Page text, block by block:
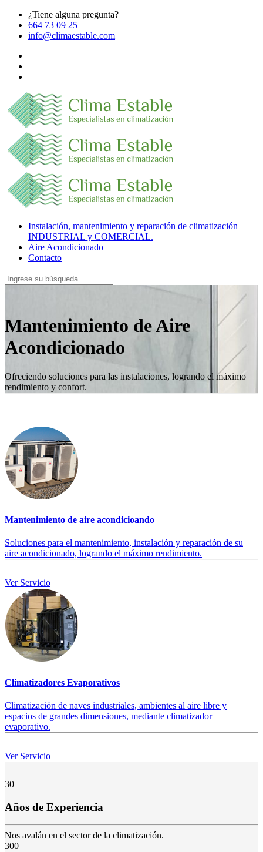
¿Tiene alguna pregunta?
664 73 09 25
info@climaestable.com
Instalación, mantenimiento y reparación de climatización
INDUSTRIAL y COMERCIAL.
Aire Acondicionado
Contacto
Mantenimiento de Aire
Acondicionado
Ofreciendo soluciones para las instalaciones, logrando el máximo
rendimiento y confort.
Mantenimiento de aire acondicioando
Soluciones para el mantenimiento, instalación y reparación de su
aire acondicionado, logrando el máximo rendimiento.
Ver Servicio
Climatizadores Evaporativos
Climatización de naves industriales, ambientes al aire libre y
espacios de grandes dimensiones, mediante climatizador
evaporativo.
Ver Servicio
30
Años de Experiencia
Nos avalán en el sector de la climatización.
300